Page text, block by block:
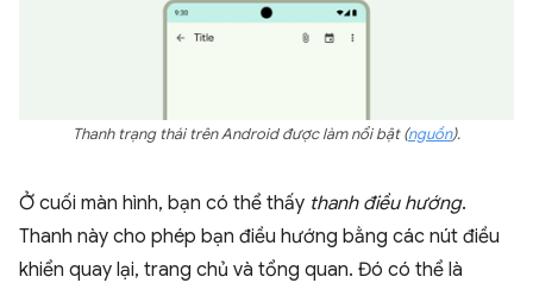
Thanh trạng thái trên Android được làm nổi bật(nguồn).
Ở cuối màn hình, bạn có thể thấy thanh điều hướng.
Thanh này cho phép bạn điều hướng bằng các nút điều
khiển quay lại, trang chủ và tổng quan. Đó có thể là